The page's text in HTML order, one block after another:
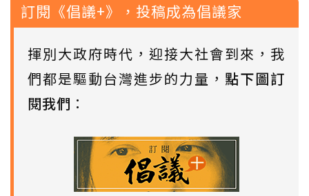
訂閱《倡議+》，投稿成為倡議家
揮別大政府時代，迎接大社會到來，我
們都是驅動台灣進步的力量， 點下圖訂
閱我們 ：